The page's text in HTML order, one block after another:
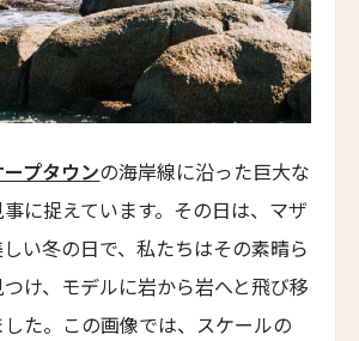
・ヴィラ
ス＆ウェルネス・リゾート
Wellness Resort
・ホテル
ープタウンの海岸線に沿った巨大な
に捉えています。その日は、マザ
い冬の日で、私たちはその素晴ら
け、モデルに岩から岩へと飛び移
た。この画像では、スケールの